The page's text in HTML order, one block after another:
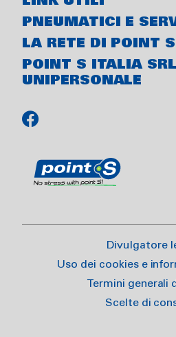
PNEUMATICI E
LA RETE DI POINT S
POINT S ITALIA SRL
UNIPERSONALE
Divulgatore
Uso dei cookies e
Termini generali
Scelte di